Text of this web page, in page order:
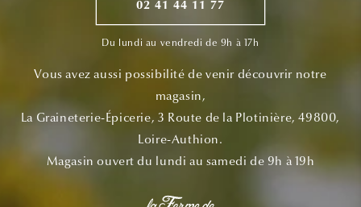
02 41 44 11 77
Du lundi au vendredi de 9h à 17h
Vous avez aussi possibilité de venir découvrir notre
magasin,
La Graineterie-Épicerie, 3 Route de la Plotinière, 49800,
Loire-Authion.
Magasin ouvert du lundi au samedi de 9h à 19h